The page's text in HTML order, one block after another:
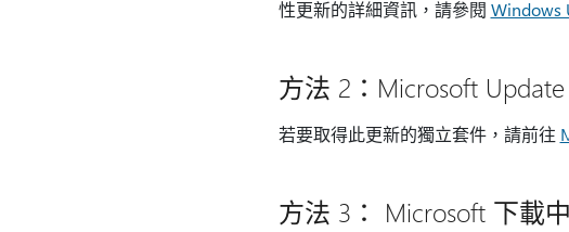
性更新的詳細資訊，請參閱 Windows
方法 2：Microsoft
若要取得此更新的獨立套件，請前往
方法 3： Microsoft 下載